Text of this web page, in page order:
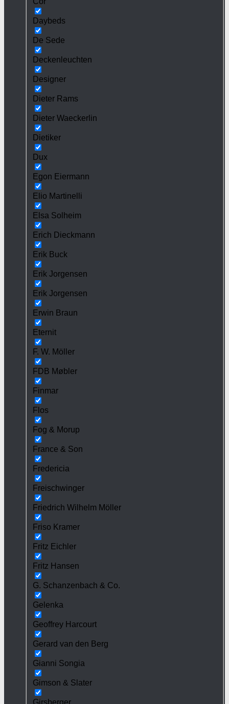
Daybeds
De Sede
Deckenleuchten
Designer
Dieter Rams
Dieter Waeckerlin
Dietiker
Dux
Egon Eiermann
Elio Martinelli
Elsa Solheim
Erich Dieckmann
Erik Buck
Erik Jorgensen
Erik Jorgensen
Erwin Braun
Eternit
F. W. Möller
FDB Møbler
Finmar
Flos
Fog & Morup
France & Son
Fredericia
Freischwinger
Friedrich Wilhelm Möller
Friso Kramer
Fritz Eichler
Fritz Hansen
G. Schanzenbach & Co.
Gelenka
Geoffrey Harcourt
Gerard van den Berg
Gianni Songia
Gimson & Slater
Girsberger